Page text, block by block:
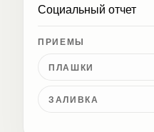
Социальный отчет
ПРИЕМЫ
ПЛАШКИ
ЗАЛИВКА